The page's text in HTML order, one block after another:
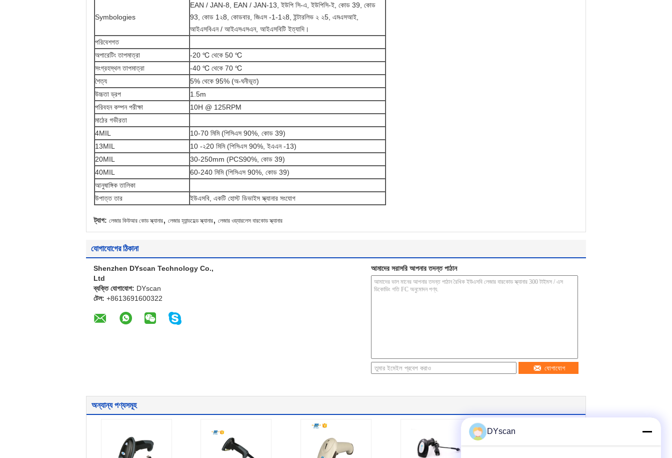
Symbologies
EAN / JAN-8, EAN / JAN-13, ইউপি সি-এ, ইউপিসি-ই, কোড 39, কোড
93, কোড 1২8, কোডবার, জিএস -1-1২8, ইন্টারলিভ ২ ২5, এমএসআই,
আইএসবিএন / আইএসএসএন, আইএসবিটি ইত্যাদি।
পরিবেশগত
অপারেটিং তাপমাত্রা
-20 ℃ থেকে 50 ℃
সংগ্রহস্থল তাপমাত্রা
-40 ℃ থেকে 70 ℃
শৈত্য
5% থেকে 95% (অ-ঘনীভূত)
উচ্চতা ড্রপ
1.5m
পরিবহন কম্পন পরীক্ষা
10H @ 125RPM
মাঠের গভীরতা
4MIL
10-70 মিমি (পিসিএস 90%, কোড 39)
13MIL
10 -২20 মিমি (পিসিএস 90%, ইএএন -13)
20MIL
30-250mm (PCS90%, কোড 39)
40MIL
60-240 মিমি (পিসিএস 90%, কোড 39)
আনুষাঙ্গিক তালিকা
উপাত্ত তার
ইউএসবি, একটি হোস্ট ডিভাইস স্ক্যানার সংযোগ
ট্যাগ: লেজার কিউআর কোড স্ক্যানার, লেজার হ্যান্ডহেল্ড স্ক্যানার, লেজার ওয়্যারলেস বারকোড স্ক্যানার
যোগাযোগের ঠিকানা
Shenzhen DYscan Technology Co.,
Ltd
ব্যক্তি যোগাযোগ: DYscan
টেল: +8613691600322
আমাদের সরাসরি আপনার তদন্ত পাঠান
যোগাযোগ
অন্যান্য পণ্যসমূহ
DYscan